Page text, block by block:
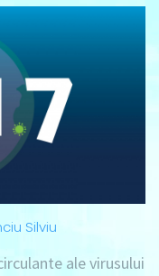
Silviu
ale virusului